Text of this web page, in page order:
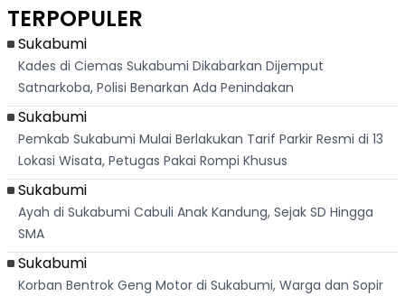
Anak Tewas
Hingga Puluhan
Rumah Ludes
TERPOPULER
Sukabumi
Kades di Ciemas Sukabumi Dikabarkan Dijemput
Satnarkoba, Polisi Benarkan Ada Penindakan
Sukabumi
Pemkab Sukabumi Mulai Berlakukan Tarif Parkir Resmi di 13
Lokasi Wisata, Petugas Pakai Rompi Khusus
Sukabumi
Ayah di Sukabumi Cabuli Anak Kandung, Sejak SD Hingga
SMA
Sukabumi
Korban Bentrok Geng Motor di Sukabumi, Warga dan Sopir